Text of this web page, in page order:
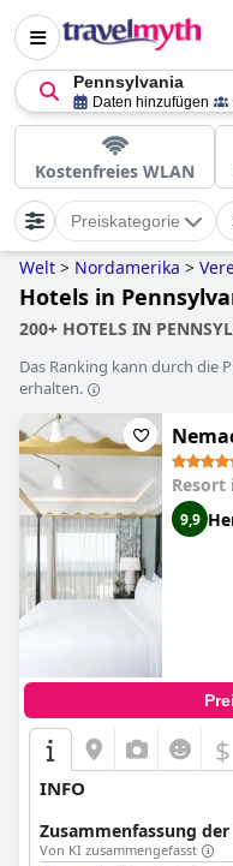
Pennsylvania
Daten hinzufügen
Kostenfreies WLAN
Preiskategorie
Welt > Nordamerika >
Hotels in
200+ HOTELS IN
Das Ranking kann durch die
erhalten.
Resort
9,9
$
INFO
Zusammenfassung
Von KI zusammengefasst